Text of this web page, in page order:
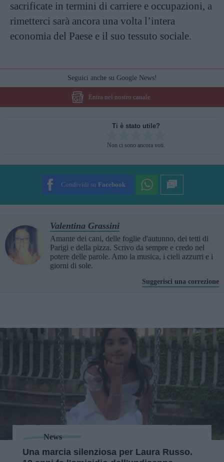
sacrificate in termini di carriere e occupazioni, a
rimetterci sarà ancora una volta l’intera
economia del Paese e il suo tessuto sociale.
Seguici anche su Google News!
Entra nel nostro canale
Ti è stato utile?
Non ci sono ancora voti.
Condividi su Facebook
Valentina Grassini
Amante dei cani, delle foglie d'autunno, dei tetti di
Parigi e della pizza. Scrivo da sempre e credo nel
potere delle parole. Amo la musica, i cieli azzurri e i
giorni di sole.
Suggerisci una correzione
News
Una marcia silenziosa per Laura Russo.